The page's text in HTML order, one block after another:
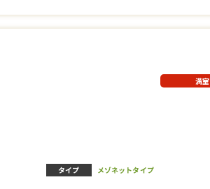
満室
タイプ メゾネットタイプ